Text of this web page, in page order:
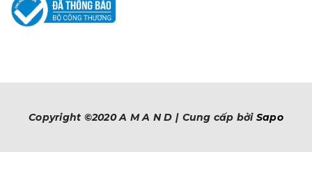
Copyright ©2020A M A N D | Cung cấp bởi Sapo